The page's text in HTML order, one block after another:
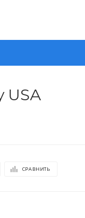
USA
СРАВНИТЬ